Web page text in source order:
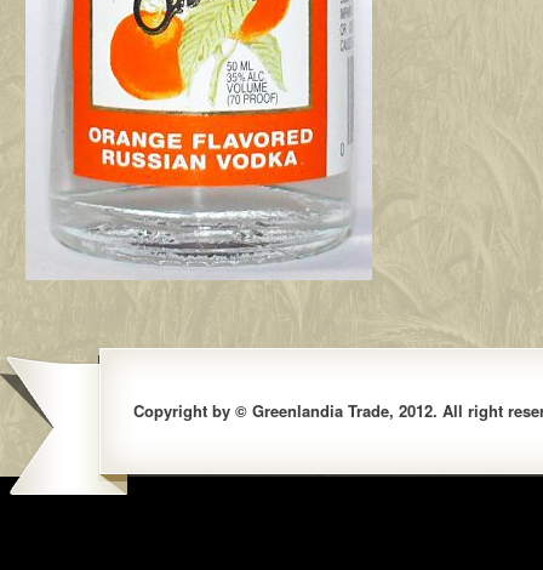
Copyright by © Greenlandia Trade, 2012. All right